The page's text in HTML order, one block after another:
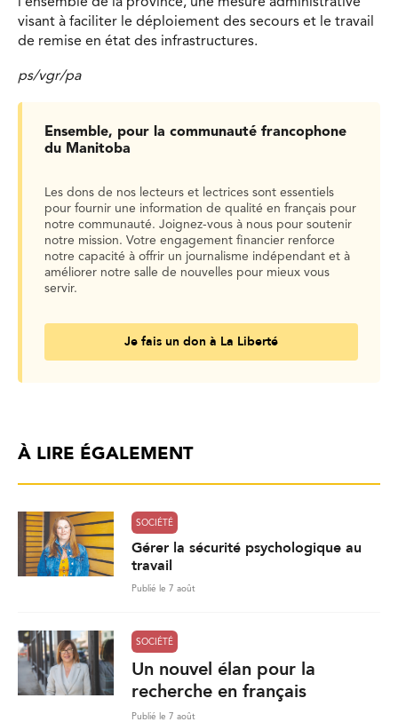
visant à faciliter le déploiement des secours et le travail
de remise en état des infrastructures.
ps/vgr/pa
Ensemble, pour la communauté francophone
du Manitoba
Les dons de nos lecteurs et lectrices sont essentiels
pour fournir une information de qualité en français pour
notre communauté. Joignez-vous à nous pour soutenir
notre mission. Votre engagement financier renforce
notre capacité à offrir un journalisme indépendant et à
améliorer notre salle de nouvelles pour mieux vous
servir.
Je fais un don à La Liberté
À LIRE ÉGALEMENT
SOCIÉTÉ
Gérer la sécurité psychologique au
travail
Publié le 7 août
SOCIÉTÉ
Un nouvel élan pour la
recherche en français
Publié le 7 août